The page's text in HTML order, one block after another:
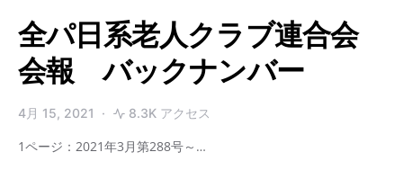
全パ日系老人クラブ連合会
会報 バックナンバー
4月 15, 2021 8.3K アクセス
1ページ：2021年3月第288号～…